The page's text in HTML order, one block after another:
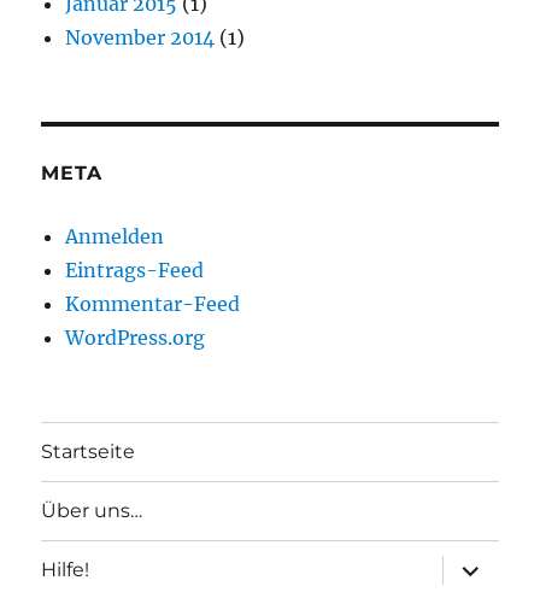
November 2014 (1)
META
Anmelden
Eintrags-Feed
Kommentar-Feed
WordPress.org
Startseite
Über uns…
Hilfe!
anzeigen